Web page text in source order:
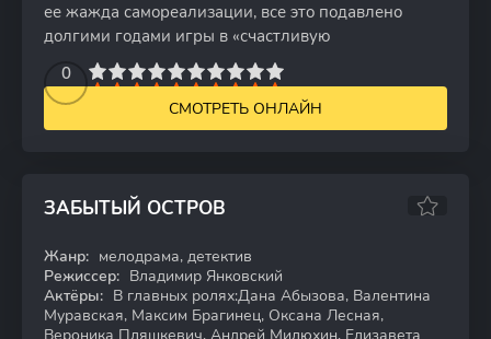
ее жажда самореализации, все это подавлено
долгими годами игры в «счастливую
0
5 7 8 9 10
СМОТРЕТЬ ОНЛАЙН
ЗАБЫТЫЙ ОСТРОВ
WEB-DL
Жанр: мелодрама, детектив
Режиссер: Владимир Янковский
Актёры: В главных ролях:Дана Абызова, Валентина
Муравская, Максим Брагинец, Оксана Лесная,